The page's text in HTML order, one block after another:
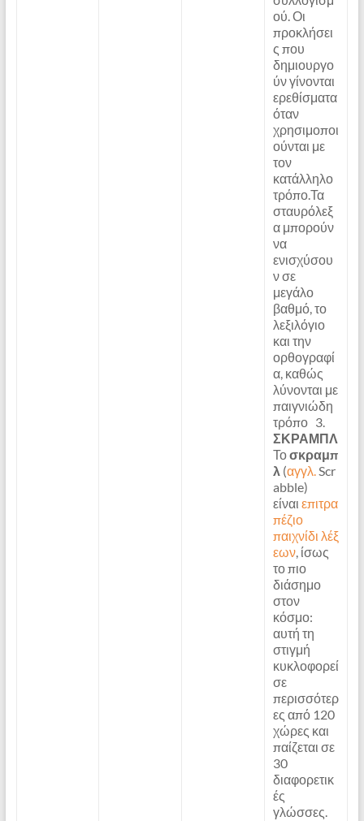
ού. Οι
προκλήσει
ς που
δημιουργο
ύν γίνονται
ερεθίσματα
όταν
χρησιμοποι
ούνται με
τον
κατάλληλο
τρόπο.Τα
σταυρόλεξ
α μπορούν
να
ενισχύσου
ν σε
μεγάλο
βαθμό, το
λεξιλόγιο
και την
ορθογραφί
α, καθώς
λύνονται με
παιγνιώδη
τρόπο 3.
ΣΚΡΑΜΠΛ
Τοσκραμπ
λ (αγγλ.Scr
abble)
είναι επιτρα
πέζιο
παιχνίδι λέξ
εων, ίσως
το πιο
διάσημο
στον
κόσμο:
αυτή τη
στιγμή
κυκλοφορεί
σε
περισσότερ
ες από 120
χώρες και
παίζεται σε
30
διαφορετικ
ές
γλώσσες.